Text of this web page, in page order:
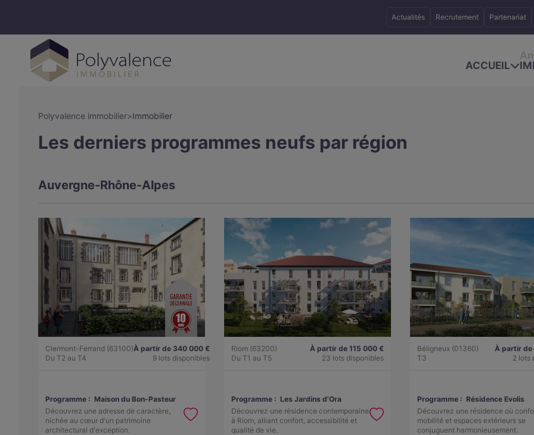
Actualités Recrutement Partenariat
ACCUEIL
Polyvalence immobilier>Immobilier
Les derniers programmes neufs par région
Auvergne-Rhône-Alpes
Clermont-Ferrand (63100)
Du T2 au T4
À partir de 340 000 €
9 lots disponibles
Programme : Maison du Bon-Pasteur
Découvrez une adresse de caractère,
nichée au cœur d'un patrimoine
architectural d'exception.
Riom (63200)
Du T1 au T5
À partir de 115 000 €
23 lots disponibles
Programme : Les Jardins d'Ora
Découvrez une résidence contemporaine
à Riom, alliant confort, accessibilité et
qualité de vie.
Béligneux (01360)
T3
À partir de
2 lots
Programme : Résidence Evolis
Découvrez une résidence où
mobilité et espaces extérieurs se
conjuguent harmonieusement.